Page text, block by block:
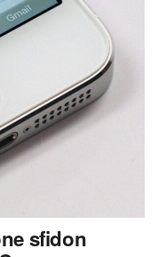
sfidon